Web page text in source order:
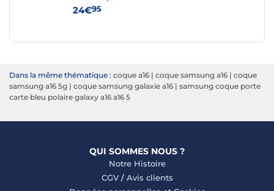
24€95
Dans la même thématique : coque a16 | coque samsung a16 | coque
samsung a16 5g | coque samsung galaxie a16 | samsung coque porte
carte bleu polaire galaxy a16 a16 5
QUI SOMMES NOUS ?
Notre Histoire
CGV/ Avis clients